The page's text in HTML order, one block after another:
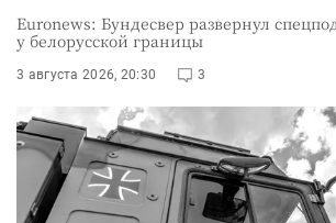
Euronews: Бундесвер развернул
у белорусской границы
3 августа 2026, 20:30 3